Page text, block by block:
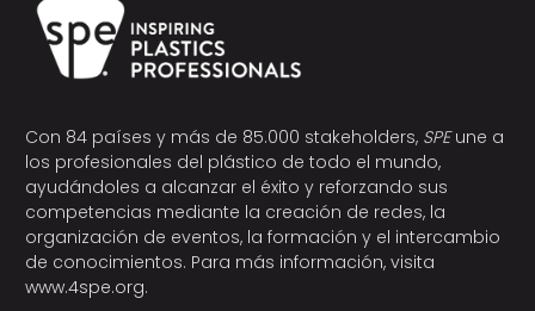
Con 84 países y más de 85.000 stakeholders, SPEune a
los profesionales del plástico de todo el mundo,
ayudándoles a alcanzar el éxito y reforzando sus
competencias mediante la creación de redes, la
organización de eventos, la formación y el intercambio
de conocimientos. Para más información, visita
www.4spe.org.